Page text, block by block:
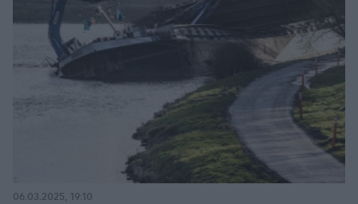
06.03.2025, 19:10